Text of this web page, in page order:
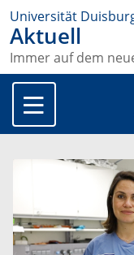
Universität
Aktuell
Immer auf dem